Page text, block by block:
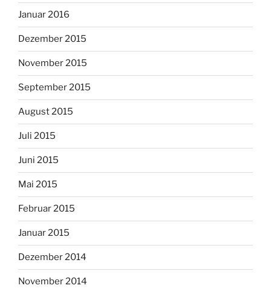
Januar 2016
Dezember 2015
November 2015
September 2015
August 2015
Juli 2015
Juni 2015
Mai 2015
Februar 2015
Januar 2015
Dezember 2014
November 2014